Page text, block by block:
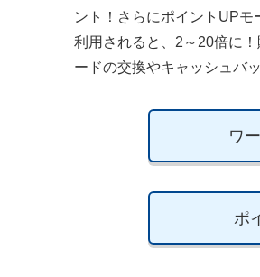
で開きます
ント！さらにポイントUP
利用されると、2～20倍に
ードの交換やキャッシュバ
ワ
ポ